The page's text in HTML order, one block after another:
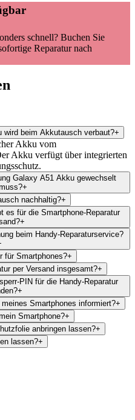
schnell? Buchen Sie
Reparatur nach
beim Akkutausch verbaut?+
Akku vom
Akku verfügt über integrierten
Galaxy A51 Akku gewechselt
+
nachhaltig?+
es für die Smartphone-Reparatur
+
beim Handy-Reparaturservice?
für Smartphones?+
per Versand insgesamt?+
PIN für die Handy-Reparatur
+
Smartphones informiert?+
Smartphone?+
anbringen lassen?+
lassen?+